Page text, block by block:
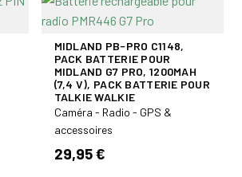
MIDLAND PB-PRO C1148,
PACK BATTERIE POUR
MIDLAND G7 PRO, 1200MAH
(7,4 V), PACK BATTERIE POUR
TALKIE WALKIE
Caméra - Radio - GPS &
accessoires
29,95 €